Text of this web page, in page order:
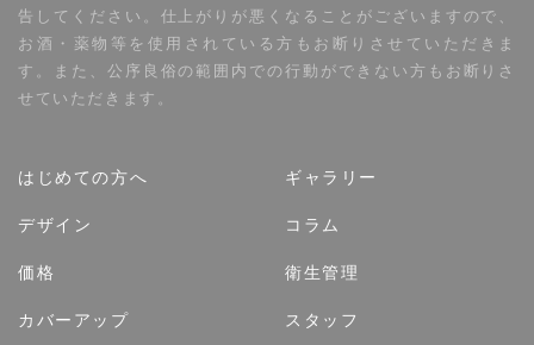
告してください。仕上がりが悪くなることがございますので、
お酒・薬物等を使用されている方もお断りさせていただきま
す。また、公序良俗の範囲内での行動ができない方もお断りさ
せていただきます。
はじめての方へ
デザイン
価格
カバーアップ
ギャラリー
コラム
衛生管理
スタッフ